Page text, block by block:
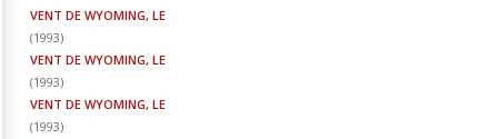
VENT DE WYOMING, LE
(1993)
VENT DE WYOMING, LE
(1993)
VENT DE WYOMING, LE
(1993)